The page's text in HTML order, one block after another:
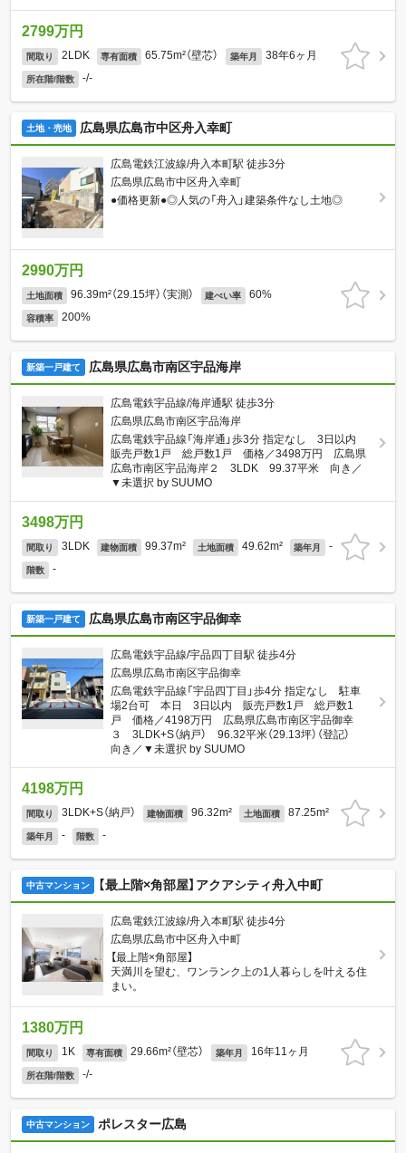
2799万円
間取り 2LDK 専有面積 65.75m²（壁芯） 築年月 38年6ヶ月
所在階/階数 -/-
土地・売地 広島県広島市中区舟入幸町
広島電鉄江波線/舟入本町駅 徒歩3分
広島県広島市中区舟入幸町
●価格更新●◎人気の「舟入」建築条件なし土地◎
2990万円
土地面積 96.39m²（29.15坪）（実測） 建ぺい率 60%
容積率 200%
新築一戸建て 広島県広島市南区宇品海岸
広島電鉄宇品線/海岸通駅 徒歩3分
広島県広島市南区宇品海岸
広島電鉄宇品線「海岸通」歩3分 指定なし 3日以内
販売戸数1戸 総戸数1戸 価格／3498万円 広島県
広島市南区宇品海岸２ 3LDK 99.37平米 向き／
▼未選択 by SUUMO
3498万円
間取り 3LDK 建物面積 99.37m² 土地面積 49.62m² 築年月 -
階数 -
新築一戸建て 広島県広島市南区宇品御幸
広島電鉄宇品線/宇品四丁目駅 徒歩4分
広島県広島市南区宇品御幸
広島電鉄宇品線「宇品四丁目」歩4分 指定なし 駐車
場2台可 本日 3日以内 販売戸数1戸 総戸数1
戸 価格／4198万円 広島県広島市南区宇品御幸
３ 3LDK+S（納戸） 96.32平米（29.13坪）（登記）
向き／▼未選択 by SUUMO
4198万円
間取り 3LDK+S（納戸） 建物面積 96.32m² 土地面積 87.25m²
築年月 - 階数 -
中古マンション 【最上階×角部屋】アクアシティ舟入中町
広島電鉄江波線/舟入本町駅 徒歩4分
広島県広島市中区舟入中町
【最上階×角部屋】
天満川を望む、ワンランク上の1人暮らしを叶える住
まい。
1380万円
間取り 1K 専有面積 29.66m²（壁芯） 築年月 16年11ヶ月
所在階/階数 -/-
中古マンション ポレスター広島